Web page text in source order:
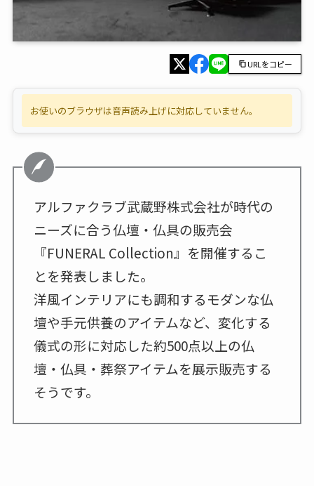
URLをコピー
お使いのブラウザは音声読み上げに対応していません。
アルファクラブ武蔵野株式会社が時代の
ニーズに合う仏壇・仏具の販売会
『FUNERAL Collection』を開催するこ
とを発表しました。
洋風インテリアにも調和するモダンな仏
壇や手元供養のアイテムなど、変化する
儀式の形に対応した約500点以上の仏
壇・仏具・葬祭アイテムを展示販売する
そうです。